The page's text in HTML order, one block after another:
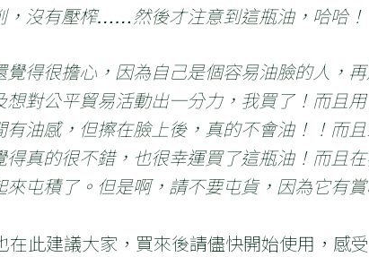
，沒有壓榨……然後才注意到這瓶油，哈哈！
得很擔心，因為自己是個容易油臉的人，
對公平貿易活動出一分力，我買了！而且
油感，但擦在臉上後，真的不會油！！而
真的很不錯，也很幸運買了這瓶油！而且
屯積了。但是啊，請不要屯貨，因為它有
在此建議大家，買來後請儘快開始使用，感